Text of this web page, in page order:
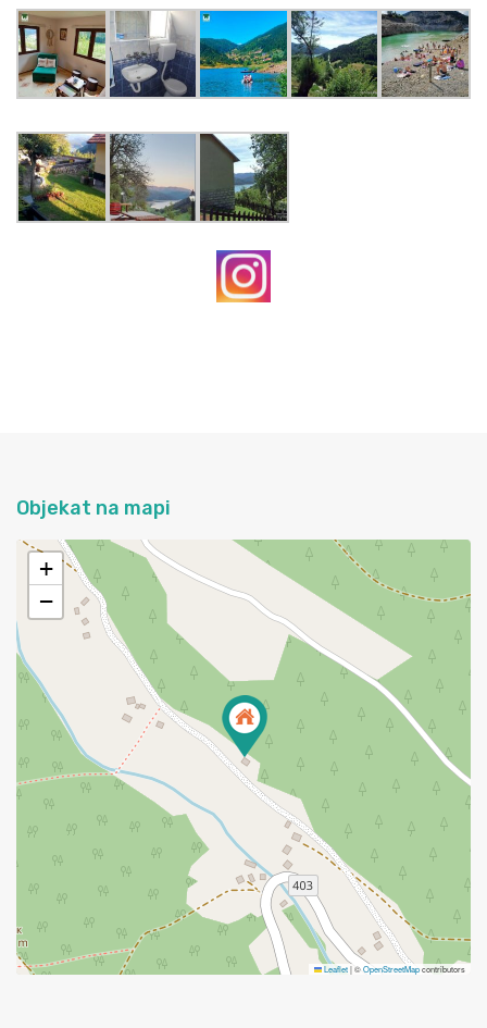
Objekat na mapi
+
−
Leaflet|©OpenStreetMapcontributors